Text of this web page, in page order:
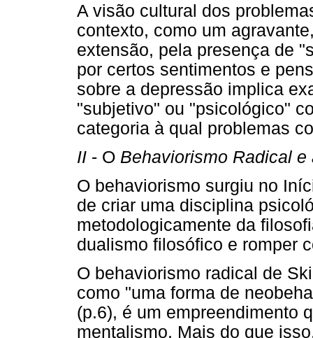
A visão cultural dos
contexto, como um
extensão, pela presença de
por certos sentimentos e
sobre a depressão implica
"subjetivo" ou "psicológico"
categoria à qual problemas
II - O Behaviorismo Radical
O behaviorismo surgiu no
de criar uma disciplina
metodologicamente da
dualismo filosófico e romper
O behaviorismo radical de
como "uma forma de
(p.6), é um empreendimento
mentalismo. Mais do que